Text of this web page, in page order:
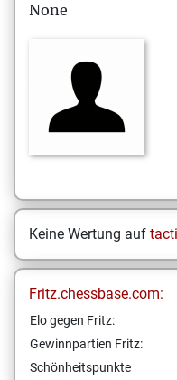
None
Keine Wertung auf
Fritz.chessbase.com:
Elo gegen Fritz:
Gewinnpartien Fritz:
Schönheitspunkte